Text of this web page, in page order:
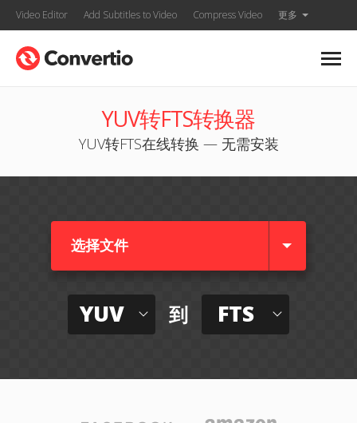
Video Editor Add Subtitles to Video Compress Video 更多
YUV转FTS转换器
YUV转FTS在线转换 — 无需安装
选择文件
YUV 到 FTS